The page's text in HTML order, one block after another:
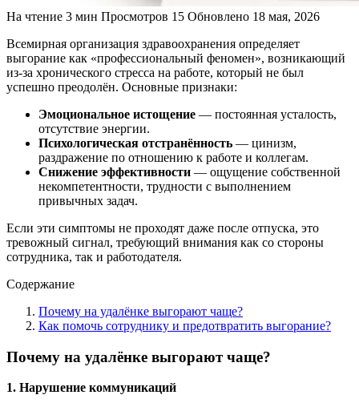
На чтение 3 мин Просмотров 15 Обновлено 18 мая, 2026
Всемирная организация здравоохранения определяет
выгорание как «профессиональный феномен», возникающий
из-за хронического стресса на работе, который не был
успешно преодолён. Основные признаки:
Эмоциональное истощение — постоянная усталость,
отсутствие энергии.
Психологическая отстранённость — цинизм,
раздражение по отношению к работе и коллегам.
Снижение эффективности — ощущение собственной
некомпетентности, трудности с выполнением
привычных задач.
Если эти симптомы не проходят даже после отпуска, это
тревожный сигнал, требующий внимания как со стороны
сотрудника, так и работодателя.
Содержание
Почему на удалёнке выгорают чаще?
Как помочь сотруднику и предотвратить выгорание?
Почему на удалёнке выгорают чаще?
1. Нарушение коммуникаций